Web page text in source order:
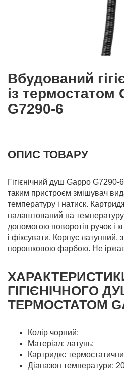
Вбудований
із термостатом
G7290-6
ОПИС ТОВАРУ
Гігієнічний душ Gappo
таким пристроєм змішувач
температуру і натиск.
налаштований на температуру
допомогою поворотів ручок і
і фіксувати. Корпус латунний,
порошковою фарбою. Не
ГІГІЄНІЧНОГО
ТЕРМОСТАТОМ
Колір чорний;
Матеріал: латунь;
Картридж:
Діапазон температури: